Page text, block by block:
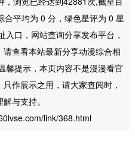
平均为 0 分，绿色星评为 0 星
口，网站查询分享发布平台，
查看本站最新分享动漫综合相
馨提示，本页内容不是漫漫看官
作展示之用，请大家查阅时，
与支持。
link/368.html